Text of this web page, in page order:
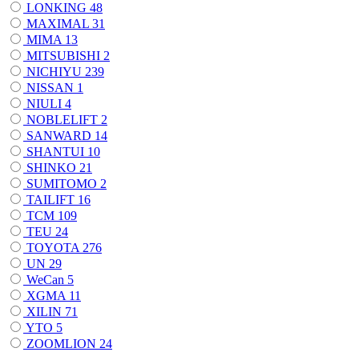
LONKING 48
MAXIMAL 31
MIMA 13
MITSUBISHI 2
NICHIYU 239
NISSAN 1
NIULI 4
NOBLELIFT 2
SANWARD 14
SHANTUI 10
SHINKO 21
SUMITOMO 2
TAILIFT 16
TCM 109
TEU 24
TOYOTA 276
UN 29
WeCan 5
XGMA 11
XILIN 71
YTO 5
ZOOMLION 24